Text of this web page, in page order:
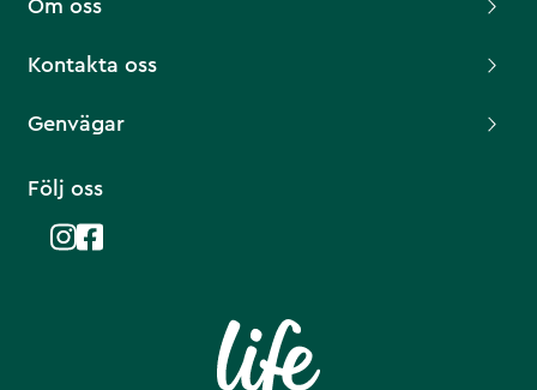
Om oss
Kontakta oss
Genvägar
Följ oss